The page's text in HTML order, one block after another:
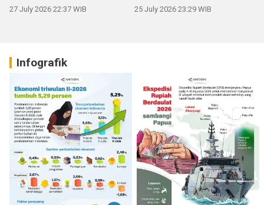
27 July 2026 22:37 WIB 25 July 2026 23:29 WIB
Infografik